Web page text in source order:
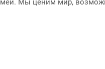
Мы ценим мир,